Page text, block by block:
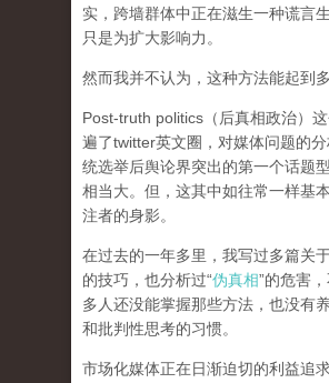
实，跨墙群体中正在滋生一种谎言
只是为扩大影响力。
然而我并不认为，这种方法能起到多
Post-truth politics（后真相政治）
遍了twitter英文圈，对媒体问题的
统选举后舆论界突出的第一个话题
相当大。但，这其中如往常一样基
注者的身影。
在过去的一年多里，我写过多篇关
的技巧，也分析过“伪真相”的危害
多人还没能掌握那些方法，也没有
和批判性思考的习惯。
市场化媒体正在日渐迫切的利益追